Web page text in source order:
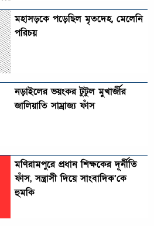
মহাসড়কে পড়েছিল মৃতদেহ, মেলেনি
পরিচয়
নড়াইলের ভয়ংকর টুটুল মুখার্জীর
জালিয়াতি সাম্রাজ্য ফাঁস
মণিরামপুরে প্রধান শিক্ষকের দূর্নীতি
ফাঁস, সন্ত্রাসী দিয়ে সাংবাদিক’কে
হুমকি